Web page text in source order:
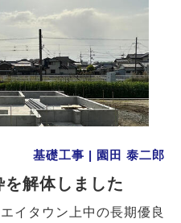
基礎工事 | 園田 泰二郎
を解体しました
イタウン上中の長期優良